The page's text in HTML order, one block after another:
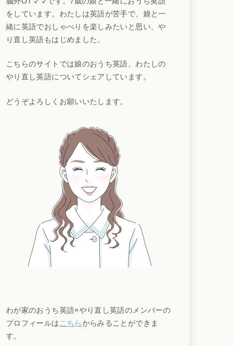
をしています。わたしは英語が苦手で、娘と一
緒に英語でおしゃべりを楽しみたいと思い、や
り直し英語もはじめました。
こちらのサイトでは娘のおうち英語、わたしの
やり直し英語についてシェアしています。
どうぞよろしくお願いいたします。
わが家のおうち英語×やり直し英語のメンバーの
プロフィールは こちらからみることができま
す。